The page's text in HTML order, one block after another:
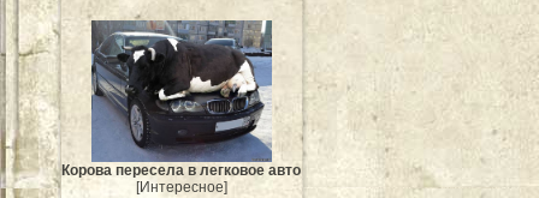
Корова пересела в легковое авто
[Интересное]